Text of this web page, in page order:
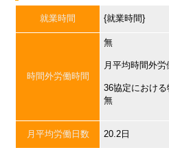
就業時間 {就業時間}
時間外労働時間
無
月平均時間外労
36協定におけ
無
月平均労働日数 20.2日